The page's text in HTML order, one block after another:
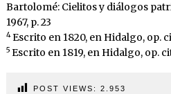
Bartolomé: Cielitos y diálogos
1967, p. 23
4Escrito en 1820, en Hidalgo, op.
5 Escrito en 1819, en Hidalgo, op.
POST VIEWS: 2.953